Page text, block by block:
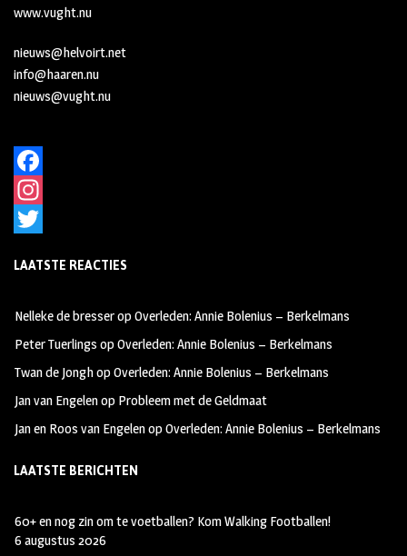
www.vught.nu
nieuws@helvoirt.net
info@haaren.nu
nieuws@vught.nu
F
a
kr
a
e
r
LAATSTE REACTIES
Nelleke de bresseropOverleden: Annie Bolenius – Berkelmans
Peter Tuerlings opOverleden: Annie Bolenius – Berkelmans
Twan de JonghopOverleden: Annie Bolenius – Berkelmans
Jan van Engelenop Probleem met de Geldmaat
Jan en Roos van EngelenopOverleden: Annie Bolenius – Berkelmans
LAATSTE BERICHTEN
60+ en nog zin om te voetballen? Kom Walking Footballen!
6 augustus 2026